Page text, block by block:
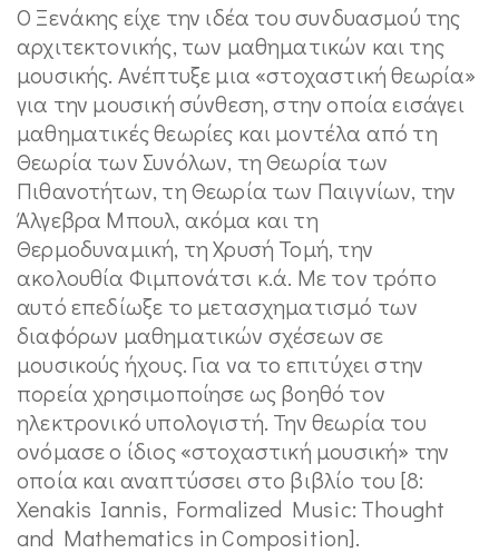
Ο Ξενάκης είχε την ιδέα του συνδυασμού της
αρχιτεκτονικής, των μαθηματικών και της
μουσικής. Ανέπτυξε μια «στοχαστική θεωρία»
για την μουσική σύνθεση, στην οποία εισάγει
μαθηματικές θεωρίες και μοντέλα από τη
Θεωρία των Συνόλων, τη Θεωρία των
Πιθανοτήτων, τη Θεωρία των Παιγνίων, την
Άλγεβρα Μπουλ, ακόμα και τη
Θερμοδυναμική, τη Χρυσή Τομή, την
ακολουθία Φιμπονάτσι κ.ά. Με τον τρόπο
αυτό επεδίωξε το μετασχηματισμό των
διαφόρων μαθηματικών σχέσεων σε
μουσικούς ήχους. Για να το επιτύχει στην
πορεία χρησιμοποίησε ως βοηθό τον
ηλεκτρονικό υπολογιστή. Την θεωρία του
ονόμασε ο ίδιος «στοχαστική μουσική» την
οποία και αναπτύσσει στο βιβλίο του [8:
Xenakis Iannis, Formalized Music: Thought
and Mathematics in Composition].